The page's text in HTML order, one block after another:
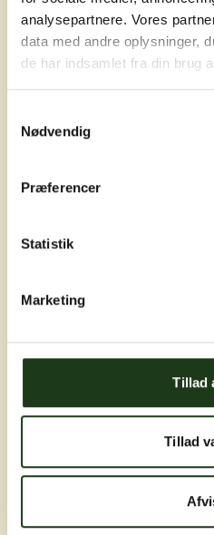
analysepartnere. Vores
data med andre oplysninger,
de har indsamlet fra din brug
Nødvendig
Præferencer
Statistik
Marketing
Tillad
Tillad
Vi arrangerer en
gøres om. Og vi forstår
en værdig afsked.
Vores bedemænd
familie gennem hele
planlægge et smukt og
farvel.